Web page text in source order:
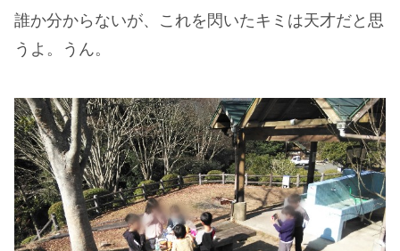
誰か分からないが、これを閃いたキミは天才だと思
うよ。うん。